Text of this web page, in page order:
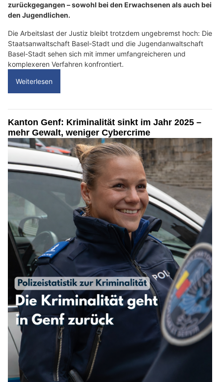
zurückgegangen – sowohl bei den Erwachsenen als auch bei
den Jugendlichen.
Die Arbeitslast der Justiz bleibt trotzdem ungebremst hoch: Die
Staatsanwaltschaft Basel-Stadt und die Jugendanwaltschaft
Basel-Stadt sehen sich mit immer umfangreicheren und
komplexeren Verfahren konfrontiert.
Weiterlesen
Kanton Genf: Kriminalität sinkt im Jahr 2025 –
mehr Gewalt, weniger Cybercrime